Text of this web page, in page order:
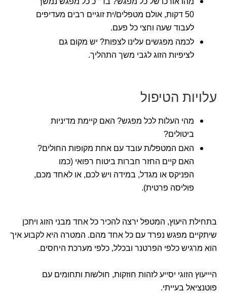
50 דקות, אולם מטפלים/ית זוגיים רבים מעדיפים
לעבוד שעה וחצי כל פעם.
לכמה מפגשים עלינו לצפות? יש מקום גם
לציפיות הזוג לגבי משך התהליך.
עלויות הטיפול
מהי העלות לכל מפגש? האם קיימת מדיניות
ביטולים?
האם המטפל/ת עובד עם אחת מקופות החולים?
האם קיים החזר חברות ביטוח רפואי (כמו
הפניקס או מגדל, במידה ויש לכם, או לאחד מכם,
פוליסה פרטית).
בתחילת היעוץ, המטפל ירצה להכיר כל אחד מבני הזוג ויתכן
שיתקיים מפגש נפרד עם כל אחד מהם. המטרה היא לקבוע איך
הוא מרגיש כלפי הפרטנר ובכלל, כלפי מערכת היחסים.
היייעוץ הזוגי יסייע לזהות חוזקות, חולשות ותחומים עם
פוטנציאל בעייתי.